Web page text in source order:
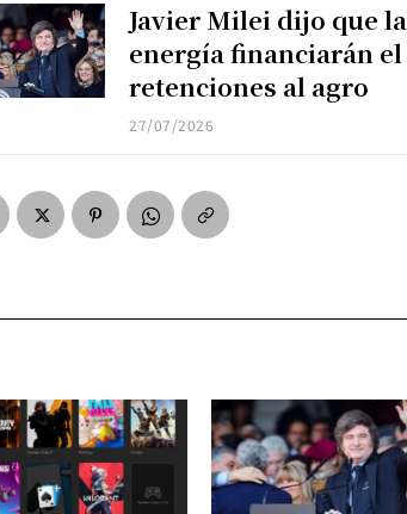
Javier Milei dijo que
energía financiarán
retenciones al agro
27/07/2026